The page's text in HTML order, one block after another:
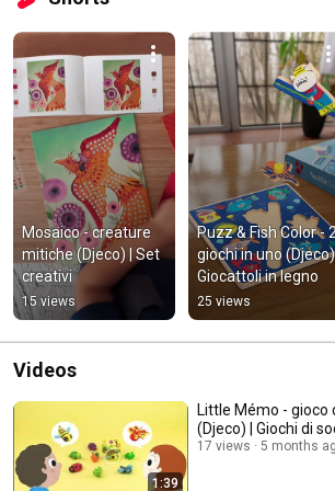
Mosaico - creature
mitiche (Djeco) | Set
creativi
15 views
Puzz & Fish Color -
giochi in uno
Giocattoli in legno
25 views
Videos
1:39
Little Mémo - gioco
(Djeco) | Giochi di
17 views 5 months